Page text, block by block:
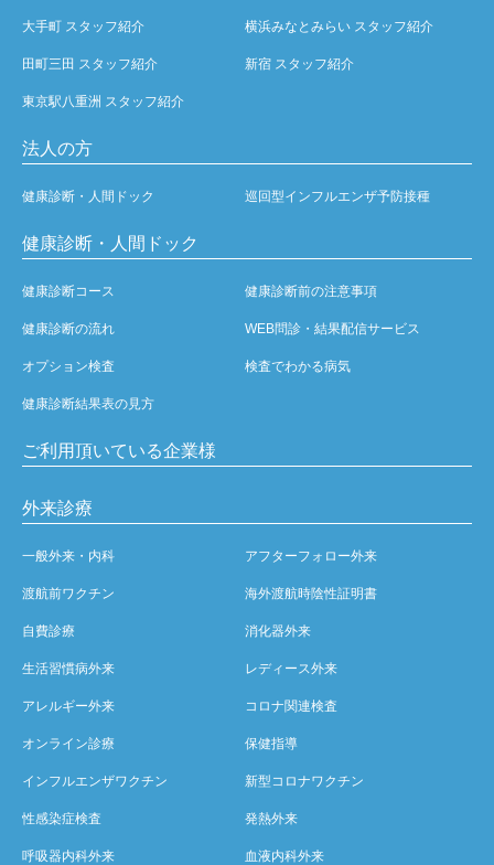
大手町 スタッフ紹介 横浜みなとみらい スタッフ紹介
田町三田 スタッフ紹介 新宿 スタッフ紹介
東京駅八重洲 スタッフ紹介
法人の方
健康診断・人間ドック 巡回型インフルエンザ予防接種
健康診断・人間ドック
健康診断コース 健康診断前の注意事項
健康診断の流れ WEB問診・結果配信サービス
オプション検査 検査でわかる病気
健康診断結果表の見方
ご利用頂いている企業様
外来診療
一般外来・内科 アフターフォロー外来
渡航前ワクチン 海外渡航時陰性証明書
自費診療 消化器外来
生活習慣病外来 レディース外来
アレルギー外来 コロナ関連検査
オンライン診療 保健指導
インフルエンザワクチン 新型コロナワクチン
性感染症検査 発熱外来
呼吸器内科外来 血液内科外来